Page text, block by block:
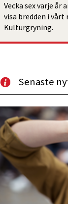
Vecka sex varje
visa bredden i
Kulturgryning.
Senaste